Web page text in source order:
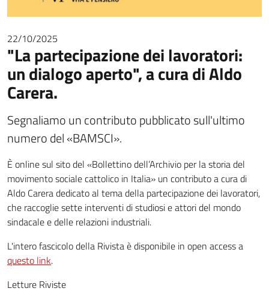
22/10/2025
"La partecipazione dei lavoratori:
un dialogo aperto", a cura di Aldo
Carera.
Segnaliamo un contributo pubblicato sull'ultimo
numero del «BAMSCI».
È online sul sito del «Bollettino dell’Archivio per la storia del
movimento sociale cattolico in Italia» un contributo a cura di
Aldo Carera dedicato al tema della partecipazione dei lavoratori,
che raccoglie sette interventi di studiosi e attori del mondo
sindacale e delle relazioni industriali.
L'intero fascicolo della Rivista è disponibile in open access a
questo link.
Letture Riviste